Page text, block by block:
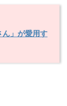
ん」が愛用す